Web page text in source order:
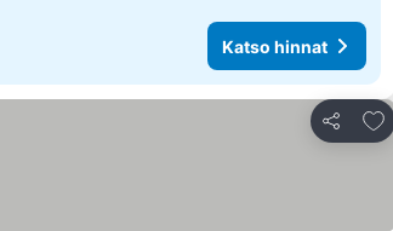
Katso hinnat
Jaa